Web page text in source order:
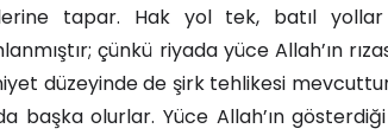
tapar. Hak yol tek, batıl
çünkü riyada yüce Allah’ın
düzeyinde de şirk tehlikesi
başka olurlar. Yüce Allah’ın